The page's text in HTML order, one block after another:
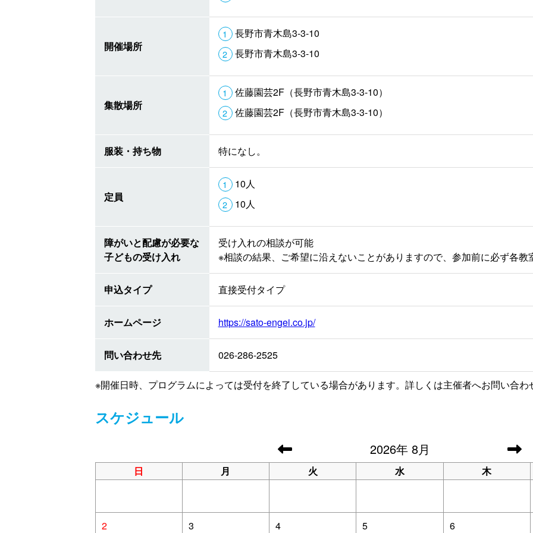
開催場所
長野市青木島3-3-10
長野市青木島3-3-10
集散場所
佐藤園芸2F（長野市青木島3-3-10）
佐藤園芸2F（長野市青木島3-3-10）
服装・持ち物 特になし。
定員
10人
10人
障がいと配慮が必要な
子どもの受け入れ
受け入れの相談が可能
※相談の結果、ご希望に沿えないことがありますので、参加前に必ず各教
申込タイプ 直接受付タイプ
ホームページ https://sato-engei.co.jp/
問い合わせ先 026-286-2525
※開催日時、プログラムによっては受付を終了している場合があります。詳しくは主催者へお問い合わ
スケジュール
2026年 8月
日 月 火 水 木
2 3 4 5 6